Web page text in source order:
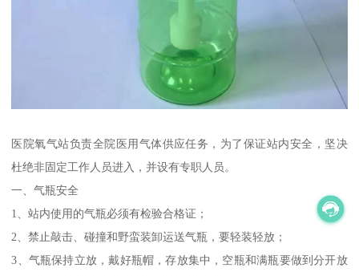
医院氧气站负责全院医用气体供应任务，为了保证站内安全，坚决
杜绝非固定工作人员进入，并设有专职人员。
一、气瓶安全
1、站内使用的气瓶必须有检验合格证；
2、禁止敲击、碰撞和野蛮装卸运送气瓶，要轻装轻放；
3、气瓶保持立放，戴好瓶帽，存放集中，空瓶和满瓶要做到分开放